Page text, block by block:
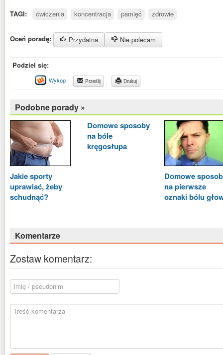
TAGI: ćwiczenia koncentracja pamięć zdrowie
Oceń poradę: Przydatna Nie polecam
Podziel się:
Wykop Prześlij Drukuj
Podobne porady »
Jakie sporty
uprawiać, żeby
schudnąć?
Domowe sposoby
na bóle
kręgosłupa
Domowe
na pierwsze
oznaki bólu
Komentarze
Zostaw komentarz: